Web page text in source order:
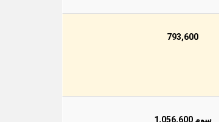
793,600
سوم 1,056,600